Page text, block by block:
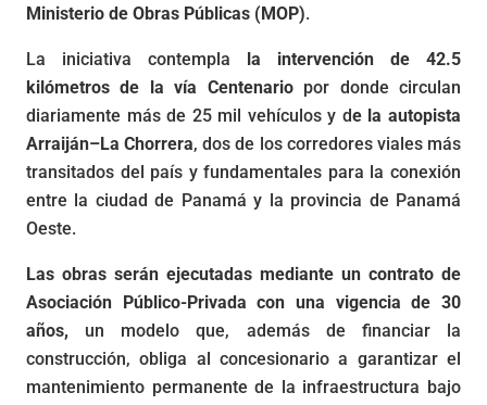
Ministerio de Obras Públicas (MOP).
La iniciativa contempla la intervención de 42.5
kilómetros de la vía Centenariopor donde circulan
diariamente más de 25 mil vehículos y de la autopista
Arraiján–La Chorrera, dos de los corredores viales más
transitados del país y fundamentales para la conexión
entre la ciudad de Panamá y la provincia de Panamá
Oeste.
Las obras serán ejecutadas mediante un contrato de
Asociación Público-Privada con una vigencia de 30
años, un modelo que, además de financiar la
construcción, obliga al concesionario a garantizar el
mantenimiento permanente de la infraestructura bajo